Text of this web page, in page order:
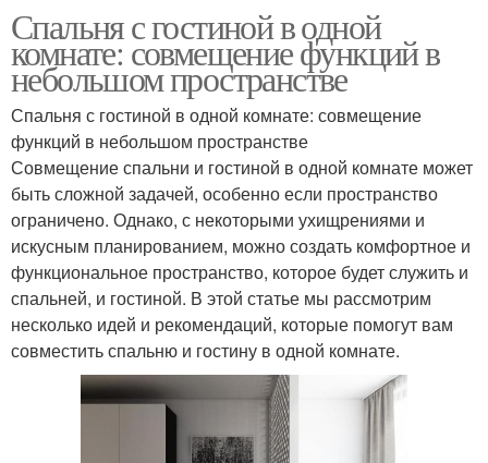
Спальня с гостиной в одной
комнате: совмещение функций в
небольшом пространстве
Спальня с гостиной в одной комнате: совмещение
функций в небольшом пространстве
Совмещение спальни и гостиной в одной комнате может
быть сложной задачей, особенно если пространство
ограничено. Однако, с некоторыми ухищрениями и
искусным планированием, можно создать комфортное и
функциональное пространство, которое будет служить и
спальней, и гостиной. В этой статье мы рассмотрим
несколько идей и рекомендаций, которые помогут вам
совместить спальню и гостину в одной комнате.